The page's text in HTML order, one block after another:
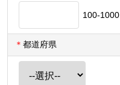
100-1000
＊都道府県